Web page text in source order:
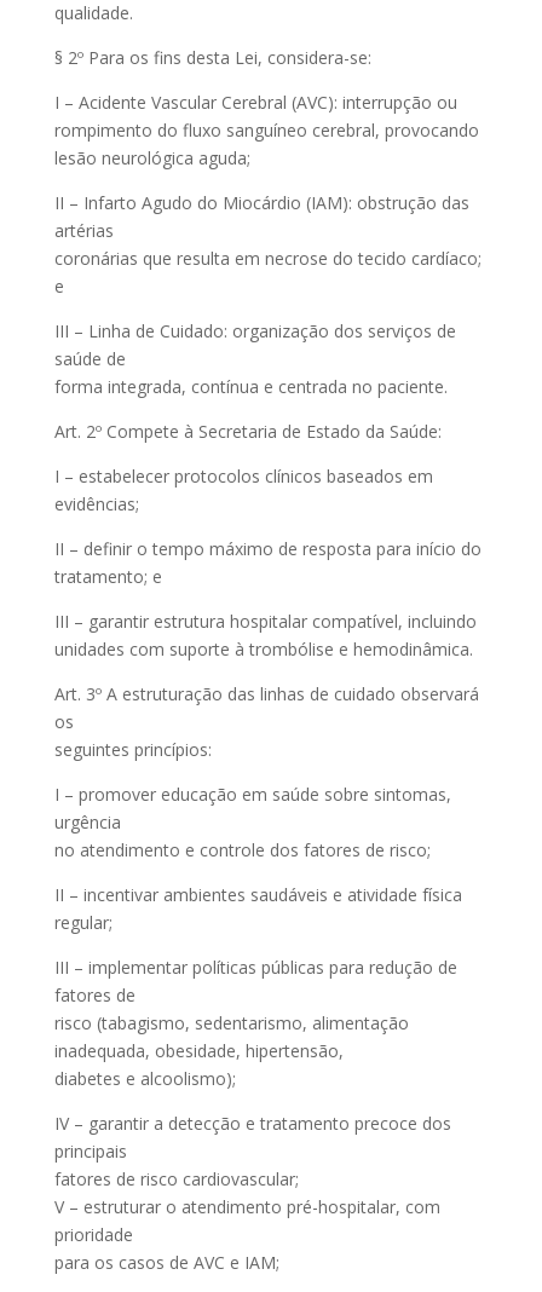
qualidade.
§ 2º Para os fins desta Lei, considera-se:
I – Acidente Vascular Cerebral (AVC): interrupção ou
rompimento do fluxo sanguíneo cerebral, provocando
lesão neurológica aguda;
II – Infarto Agudo do Miocárdio (IAM): obstrução das
artérias
coronárias que resulta em necrose do tecido cardíaco;
e
III – Linha de Cuidado: organização dos serviços de
saúde de
forma integrada, contínua e centrada no paciente.
Art. 2º Compete à Secretaria de Estado da Saúde:
I – estabelecer protocolos clínicos baseados em
evidências;
II – definir o tempo máximo de resposta para início do
tratamento; e
III – garantir estrutura hospitalar compatível, incluindo
unidades com suporte à trombólise e hemodinâmica.
Art. 3º A estruturação das linhas de cuidado observará
os
seguintes princípios:
I – promover educação em saúde sobre sintomas,
urgência
no atendimento e controle dos fatores de risco;
II – incentivar ambientes saudáveis e atividade física
regular;
III – implementar políticas públicas para redução de
fatores de
risco (tabagismo, sedentarismo, alimentação
inadequada, obesidade, hipertensão,
diabetes e alcoolismo);
IV – garantir a detecção e tratamento precoce dos
principais
fatores de risco cardiovascular;
V – estruturar o atendimento pré-hospitalar, com
prioridade
para os casos de AVC e IAM;